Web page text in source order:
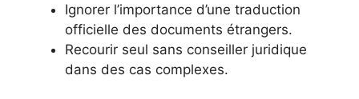
Ignorer l’importance d’une traduction
officielle des documents étrangers.
Recourir seul sans conseiller juridique
dans des cas complexes.